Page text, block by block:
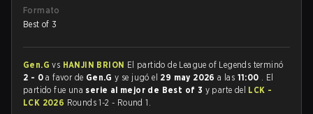
Formato
Best of 3
Gen.Gvs HANJIN BRION El partido de League of Legends terminó
2 - 0 a favor de Gen.Gy se jugó el 29 may 2026a las 11:00 . El
partido fue una serie al mejor de Best of 3 y parte del LCK -
LCK 2026 Rounds 1-2 - Round 1.